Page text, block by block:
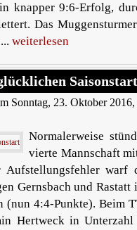
knapper 9:6-Erfolg,
Das
weiterlesen
Saisonstart
Sonntag, 23. Oktober
Normalerweise
vierte Mannschaft
warf
Gernsbach und Rastatt
(nun 4:4-Punkte). Beim
Hertweck in